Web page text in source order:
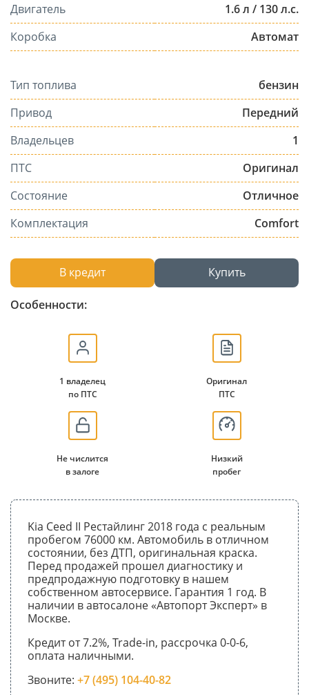
Двигатель
1.6 л / 130 л.с.
Коробка
Автомат
Тип топлива
бензин
Привод
Передний
Владельцев
1
ПТС
Оригинал
Состояние
Отличное
Комплектация
Comfort
В кредит Купить
Особенности:
1 владелец
по ПТС
Оригинал
ПТС
Не числится
в залоге
Низкий
пробег
Kia Ceed II Рестайлинг 2018 года с реальным
пробегом 76000 км. Автомобиль в отличном
состоянии, без ДТП, оригинальная краска.
Перед продажей прошел диагностику и
предпродажную подготовку в нашем
собственном автосервисе. Гарантия 1 год. В
наличии в автосалоне «Автопорт Эксперт» в
Москве.
Кредит от 7.2%, Trade-in, рассрочка 0-0-6,
оплата наличными.
Звоните: +7 (495) 104-40-82